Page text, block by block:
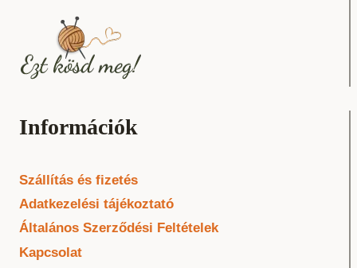
Információk
Szállítás és fizetés
Adatkezelési tájékoztató
Általános Szerződési Feltételek
Kapcsolat